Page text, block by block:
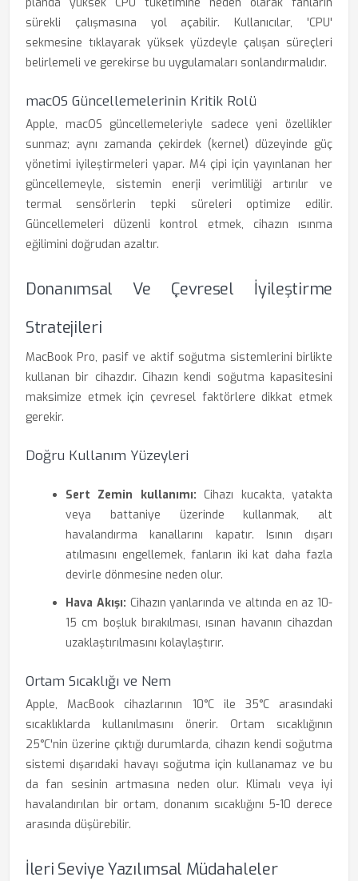
sürekli çalışmasına yol açabilir. Kullanıcılar, 'CPU'
sekmesine tıklayarak yüksek yüzdeyle çalışan süreçleri
belirlemeli ve gerekirse bu uygulamaları sonlandırmalıdır.
macOS Güncellemelerinin Kritik Rolü
Apple, macOS güncellemeleriyle sadece yeni özellikler
sunmaz; aynı zamanda çekirdek (kernel) düzeyinde güç
yönetimi iyileştirmeleri yapar. M4 çipi için yayınlanan her
güncellemeyle, sistemin enerji verimliliği artırılır ve
termal sensörlerin tepki süreleri optimize edilir.
Güncellemeleri düzenli kontrol etmek, cihazın ısınma
eğilimini doğrudan azaltır.
Donanımsal Ve Çevresel İyileştirme
Stratejileri
MacBook Pro, pasif ve aktif soğutma sistemlerini birlikte
kullanan bir cihazdır. Cihazın kendi soğutma kapasitesini
maksimize etmek için çevresel faktörlere dikkat etmek
gerekir.
Doğru Kullanım Yüzeyleri
Sert Zemin kullanımı: Cihazı kucakta, yatakta
veya battaniye üzerinde kullanmak, alt
havalandırma kanallarını kapatır. Isının dışarı
atılmasını engellemek, fanların iki kat daha fazla
devirle dönmesine neden olur.
Hava Akışı: Cihazın yanlarında ve altında en az 10-
15 cm boşluk bırakılması, ısınan havanın cihazdan
uzaklaştırılmasını kolaylaştırır.
Ortam Sıcaklığı ve Nem
Apple, MacBook cihazlarının 10°C ile 35°C arasındaki
sıcaklıklarda kullanılmasını önerir. Ortam sıcaklığının
25°C'nin üzerine çıktığı durumlarda, cihazın kendi soğutma
sistemi dışarıdaki havayı soğutma için kullanamaz ve bu
da fan sesinin artmasına neden olur. Klimalı veya iyi
havalandırılan bir ortam, donanım sıcaklığını 5-10 derece
arasında düşürebilir.
İleri Seviye Yazılımsal Müdahaleler